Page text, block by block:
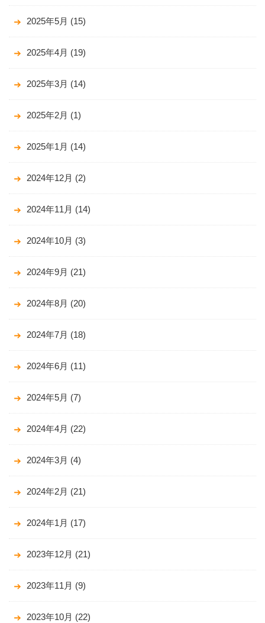
2025年5月 (15)
2025年4月 (19)
2025年3月 (14)
2025年2月 (1)
2025年1月 (14)
2024年12月 (2)
2024年11月 (14)
2024年10月 (3)
2024年9月 (21)
2024年8月 (20)
2024年7月 (18)
2024年6月 (11)
2024年5月 (7)
2024年4月 (22)
2024年3月 (4)
2024年2月 (21)
2024年1月 (17)
2023年12月 (21)
2023年11月 (9)
2023年10月 (22)